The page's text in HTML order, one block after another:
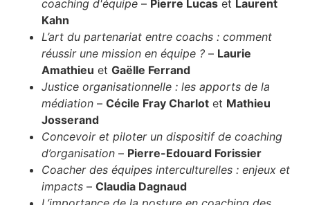
coaching d'équipe – Pierre Lucas et Laurent
Kahn
L’art du partenariat entre coachs : comment
réussir une mission en équipe ? – Laurie
Amathieu et Gaëlle Ferrand
Justice organisationnelle : les apports de la
médiation – Cécile Fray Charlot et Mathieu
Josserand
Concevoir et piloter un dispositif de coaching
d’organisation – Pierre-Edouard Forissier
Coacher des équipes interculturelles : enjeux et
impacts – Claudia Dagnaud